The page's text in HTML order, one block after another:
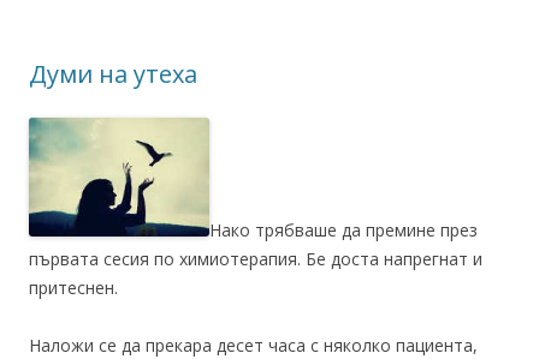
Думи на утеха
Нако трябваше да премине през
първата сесия по химиотерапия. Бе доста напрегнат и
притеснен.
Наложи се да прекара десет часа с няколко пациента,